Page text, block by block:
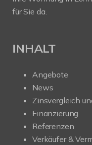
für Sie da.
INHALT
Angebote
News
Zinsvergleich
Finanzierung
Referenzen
Verkäufer &